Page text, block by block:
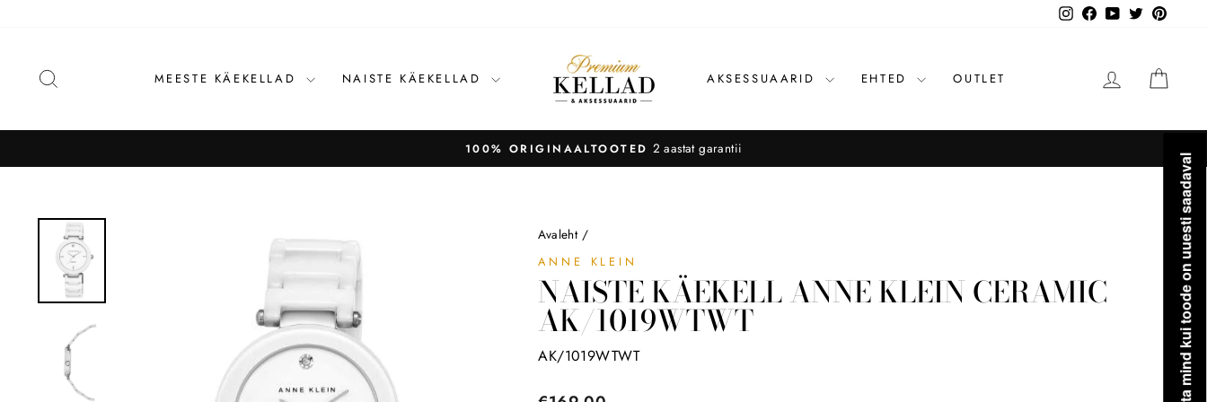
InstagramFacebook
YouTube
Twitter
MEESTE KÄEKELLAD NAISTE KÄEKELLAD AKSESSUAARID EHTED OUTLET LOGI SISSE
Avaleht /
ANNE KLEIN
NAISTE KÄEKELL ANNE KLEIN CERAMIC
AK/1019WTWT
AK/1019WTWT Teavita mind kui toode on uuesti saadaval